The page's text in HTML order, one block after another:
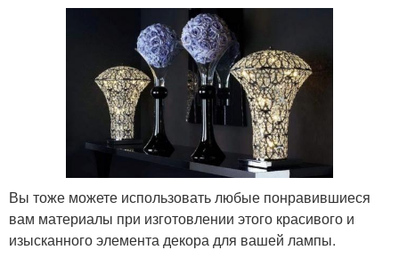
Вы тоже можете использовать любые понравившиеся
вам материалы при изготовлении этого красивого и
изысканного элемента декора для вашей лампы.